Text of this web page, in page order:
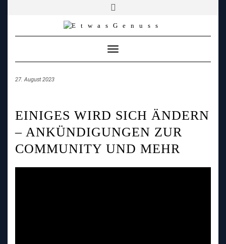
Toggle
Navigation
27. August 2023
EINIGES WIRD SICH ÄNDERN
– ANKÜNDIGUNGEN ZUR
COMMUNITY UND MEHR